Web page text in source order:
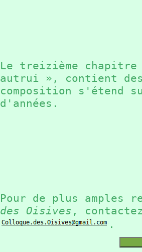
Le treizième
autrui », contient des
composition s'étend
d'années.
Pour de plus amples
des Oisives ,
.